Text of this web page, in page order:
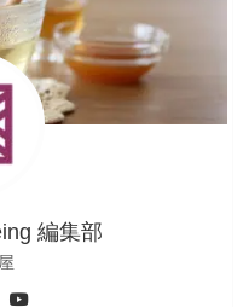
編集部